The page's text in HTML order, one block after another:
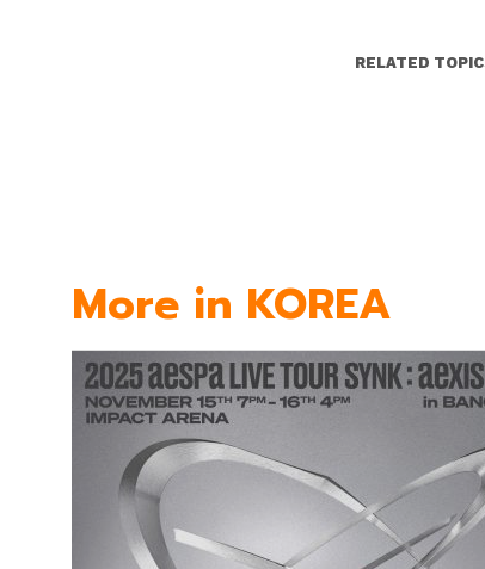
RELATED
More in KOREA